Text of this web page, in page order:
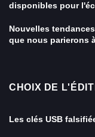
disponibles pour
Nouvelles
que nous parierons
CHOIX DE
Les clés USB